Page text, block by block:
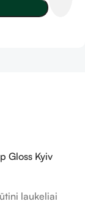
Gloss Kyiv
laukeliai